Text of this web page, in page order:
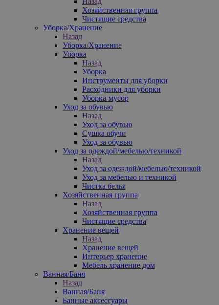
Хозяйственная группа
Чистящие средства
Уборка/Хранение
Назад
Уборка/Хранение
Уборка
Назад
Уборка
Инструменты для уборки
Расходники для уборки
Уборка-мусор
Уход за обувью
Назад
Уход за обувью
Сушка обучи
Уход за обувью
Уход за одеждой/мебелью/техникой
Назад
Уход за одеждой/мебелью/техникой
Уход за мебелью и техникой
Чистка белья
Хозяйственная группа
Назад
Хозяйственная группа
Чистящие средства
Хранение вещей
Назад
Хранение вещей
Интерьер хранение
Мебель хранение дом
Ванная/Баня
Назад
Ванная/Баня
Банные аксессуары